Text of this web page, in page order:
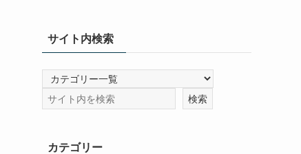
サイト内検索
カテゴリー